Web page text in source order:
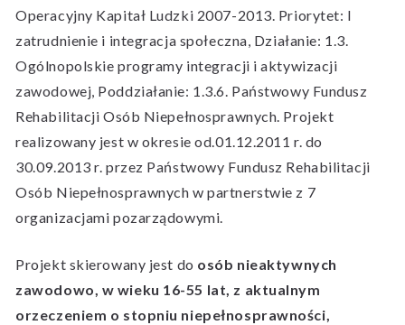
Operacyjny Kapitał Ludzki 2007-2013. Priorytet: I
zatrudnienie i integracja społeczna, Działanie: 1.3.
Ogólnopolskie programy integracji i aktywizacji
zawodowej, Poddziałanie: 1.3.6. Państwowy Fundusz
Rehabilitacji Osób Niepełnosprawnych. Projekt
realizowany jest w okresie od.01.12.2011 r. do
30.09.2013 r. przez Państwowy Fundusz Rehabilitacji
Osób Niepełnosprawnych w partnerstwie z 7
organizacjami pozarządowymi.
Projekt skierowany jest do osób nieaktywnych
zawodowo, w wieku 16-55 lat, z aktualnym
orzeczeniem o stopniu niepełnosprawności,